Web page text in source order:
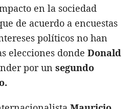
en la sociedad
de acuerdo a encuestas
políticos no han
elecciones donde Donald
por un segundo